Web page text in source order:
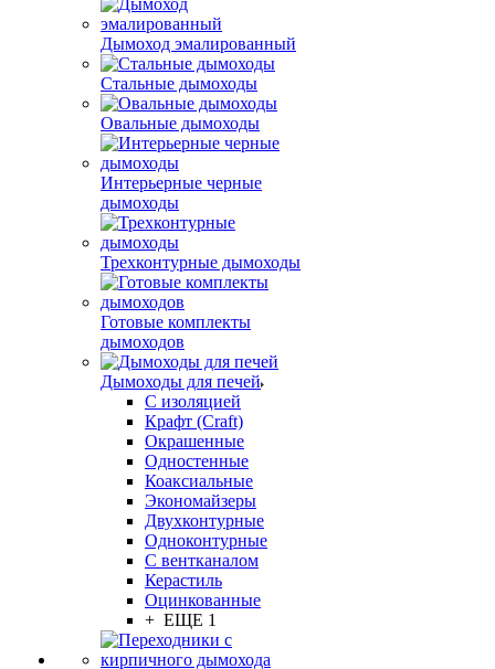
Дымоход эмалированный
Стальные дымоходы
Овальные дымоходы
Интерьерные черные
дымоходы
Трехконтурные дымоходы
Готовые комплекты
дымоходов
Дымоходы для печей
С изоляцией
Крафт (Craft)
Окрашенные
Одностенные
Коаксиальные
Экономайзеры
Двухконтурные
Одноконтурные
С вентканалом
Керастиль
Оцинкованные
+ ЕЩЕ 1